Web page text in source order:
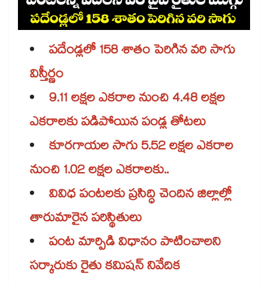
పదేండ్లలో 158 శాతం పెరిగిన వరి సాగు
విస్తీర్ణం
9.11 లక్షల ఎకరాల నుంచి 4.48 లక్షల
ఎకరాలకు పడిపోయిన పండ్ల తోటలు
కూరగాయల సాగు 5.52 లక్షల ఎకరాల
నుంచి 1.02 లక్షల ఎకరాలకు..
వివిధ పంటలకు ప్రసిద్ధి చెందిన జిల్లాల్లో
తారుమారైన పరిస్థితులు
పంట మార్పిడి విధానం పాటించాలని
సర్కారుకు రైతు కమిషన్‌‌‌‌‌‌‌‌ నివేదిక